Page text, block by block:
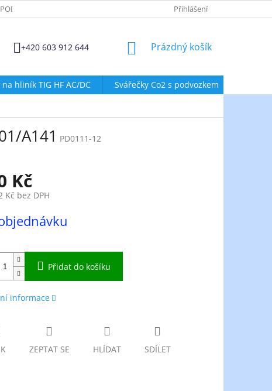
PODMÍNKY OCHRANY OSOBNÍCH ÚDAJŮ ZÁSADY POUŽÍVÁNÍ
Přihlášení
+420 603 912 644
NÁKUPNÍ
Prázdný košík
hliník TIG HF AC/DC Svářečky Co2 s podvozkem
A141 PD0111-12
Kč
Kč bez DPH
Přidat do košíku
informace
ZEPTAT SE HLÍDAT SDÍLET